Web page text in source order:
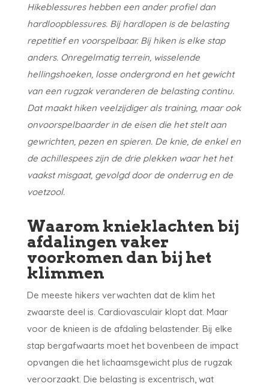
Hikeblessures hebben een ander profiel dan
hardloopblessures. Bij hardlopen is de belasting
repetitief en voorspelbaar. Bij hiken is elke stap
anders. Onregelmatig terrein, wisselende
hellingshoeken, losse ondergrond en het gewicht
van een rugzak veranderen de belasting continu.
Dat maakt hiken veelzijdiger als training, maar ook
onvoorspelbaarder in de eisen die het stelt aan
gewrichten, pezen en spieren. De knie, de enkel en
de achillespees zijn de drie plekken waar het het
vaakst misgaat, gevolgd door de onderrug en de
voetzool.
Waarom knieklachten bij
afdalingen vaker
voorkomen dan bij het
klimmen
De meeste hikers verwachten dat de klim het
zwaarste deel is. Cardiovasculair klopt dat. Maar
voor de knieen is de afdaling belastender. Bij elke
stap bergafwaarts moet het bovenbeen de impact
opvangen die het lichaamsgewicht plus de rugzak
veroorzaakt. Die belasting is excentrisch, wat